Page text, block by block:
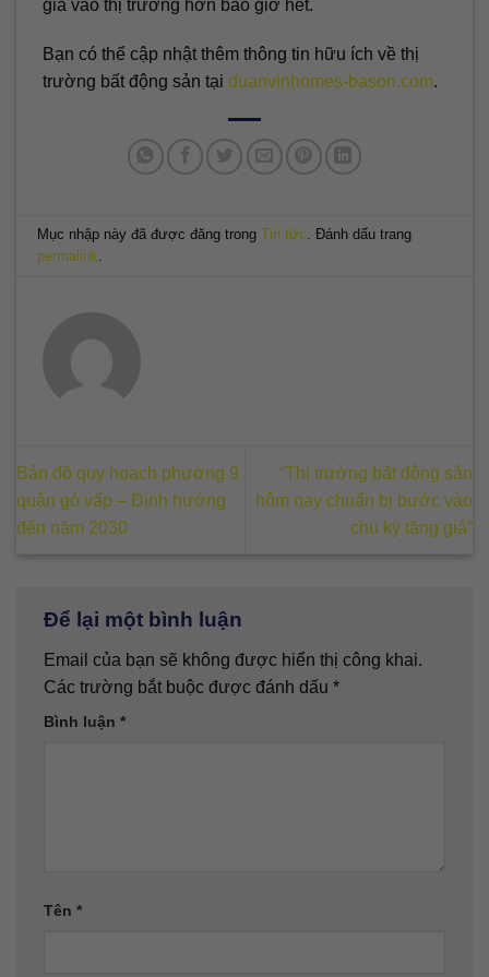
gia vào thị trường hơn bao giờ hết.
Bạn có thể cập nhật thêm thông tin hữu ích về thị
trường bất động sản tại duanvinhomes-bason.com.
Mục nhập này đã được đăng trongTin tức . Đánh dấu trang
permalink
Bản đồ quy hoạch phường 9
quận gò vấp – Định hướng
đến năm 2030
“Thị trường bất động sản
hôm nay chuẩn bị bước vào
chu kỳ tăng giá”
Để lại một bình luận
Email của bạn sẽ không được hiển thị công khai.
Các trường bắt buộc được đánh dấu *
Bình luận *
Tên *